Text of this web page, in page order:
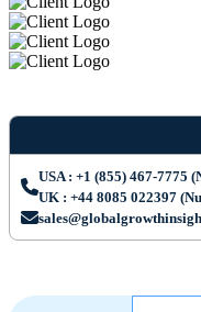
USA : +1 (855) 467-7775
UK : +44 8085 022397